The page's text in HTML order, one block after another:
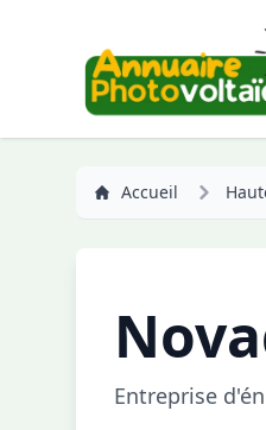
Accueil
Entreprise